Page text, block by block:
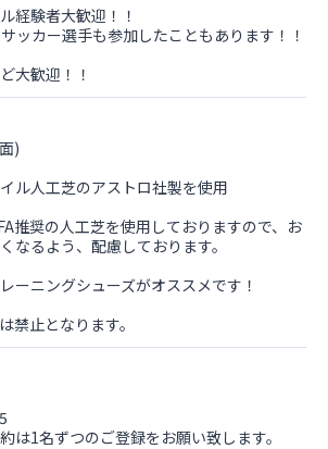
経験者大歓迎！！
ッカー選手も参加したこともあります！！
大歓迎！！
)
ル人工芝のアストロ社製を使用
推奨の人工芝を使用しておりますので、お
なるよう、配慮しております。
ーニングシューズがオススメです！
禁止となります。
は1名ずつのご登録をお願い致します。